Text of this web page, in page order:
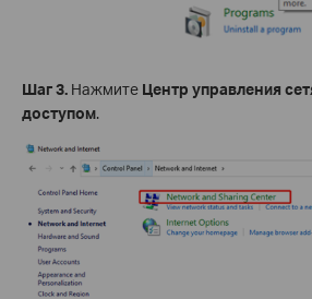
Шаг 3. Нажмите Центр управления
доступом.